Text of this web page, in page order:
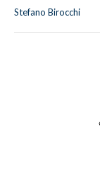
Stefano Birocchi